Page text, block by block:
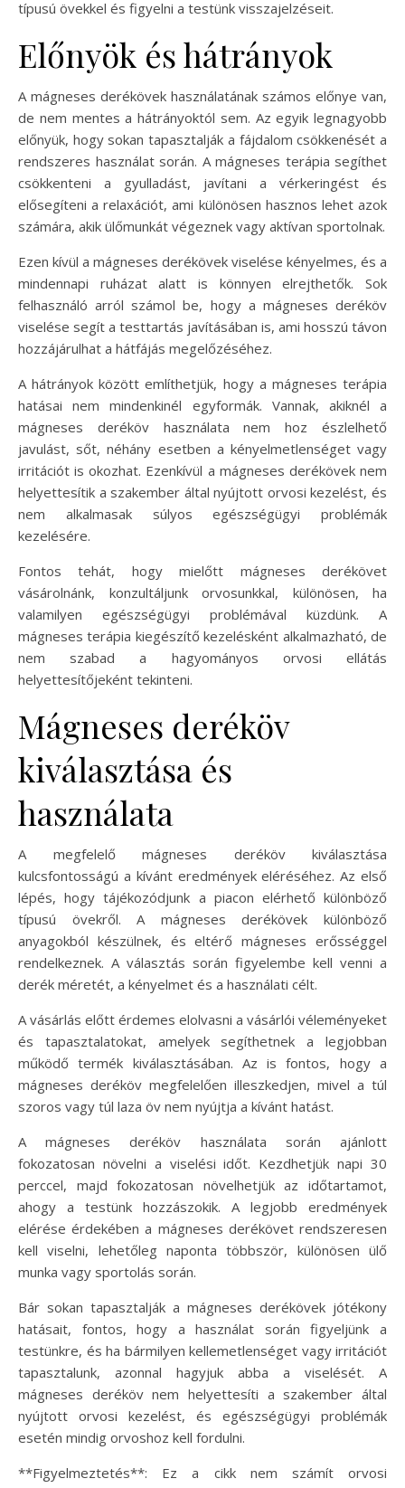
típusú övekkel és figyelni a testünk visszajelzéseit.
Előnyök és hátrányok
A mágneses derékövek használatának számos előnye van,
de nem mentes a hátrányoktól sem. Az egyik legnagyobb
előnyük, hogy sokan tapasztalják a fájdalom csökkenését a
rendszeres használat során. A mágneses terápia segíthet
csökkenteni a gyulladást, javítani a vérkeringést és
elősegíteni a relaxációt, ami különösen hasznos lehet azok
számára, akik ülőmunkát végeznek vagy aktívan sportolnak.
Ezen kívül a mágneses derékövek viselése kényelmes, és a
mindennapi ruházat alatt is könnyen elrejthetők. Sok
felhasználó arról számol be, hogy a mágneses deréköv
viselése segít a testtartás javításában is, ami hosszú távon
hozzájárulhat a hátfájás megelőzéséhez.
A hátrányok között említhetjük, hogy a mágneses terápia
hatásai nem mindenkinél egyformák. Vannak, akiknél a
mágneses deréköv használata nem hoz észlelhető
javulást, sőt, néhány esetben a kényelmetlenséget vagy
irritációt is okozhat. Ezenkívül a mágneses derékövek nem
helyettesítik a szakember által nyújtott orvosi kezelést, és
nem alkalmasak súlyos egészségügyi problémák
kezelésére.
Fontos tehát, hogy mielőtt mágneses derékövet
vásárolnánk, konzultáljunk orvosunkkal, különösen, ha
valamilyen egészségügyi problémával küzdünk. A
mágneses terápia kiegészítő kezelésként alkalmazható, de
nem szabad a hagyományos orvosi ellátás
helyettesítőjeként tekinteni.
Mágneses deréköv
kiválasztása és
használata
A megfelelő mágneses deréköv kiválasztása
kulcsfontosságú a kívánt eredmények eléréséhez. Az első
lépés, hogy tájékozódjunk a piacon elérhető különböző
típusú övekről. A mágneses derékövek különböző
anyagokból készülnek, és eltérő mágneses erősséggel
rendelkeznek. A választás során figyelembe kell venni a
derék méretét, a kényelmet és a használati célt.
A vásárlás előtt érdemes elolvasni a vásárlói véleményeket
és tapasztalatokat, amelyek segíthetnek a legjobban
működő termék kiválasztásában. Az is fontos, hogy a
mágneses deréköv megfelelően illeszkedjen, mivel a túl
szoros vagy túl laza öv nem nyújtja a kívánt hatást.
A mágneses deréköv használata során ajánlott
fokozatosan növelni a viselési időt. Kezdhetjük napi 30
perccel, majd fokozatosan növelhetjük az időtartamot,
ahogy a testünk hozzászokik. A legjobb eredmények
elérése érdekében a mágneses derékövet rendszeresen
kell viselni, lehetőleg naponta többször, különösen ülő
munka vagy sportolás során.
Bár sokan tapasztalják a mágneses derékövek jótékony
hatásait, fontos, hogy a használat során figyeljünk a
testünkre, és ha bármilyen kellemetlenséget vagy irritációt
tapasztalunk, azonnal hagyjuk abba a viselését. A
mágneses deréköv nem helyettesíti a szakember által
nyújtott orvosi kezelést, és egészségügyi problémák
esetén mindig orvoshoz kell fordulni.
**Figyelmeztetés**: Ez a cikk nem számít orvosi